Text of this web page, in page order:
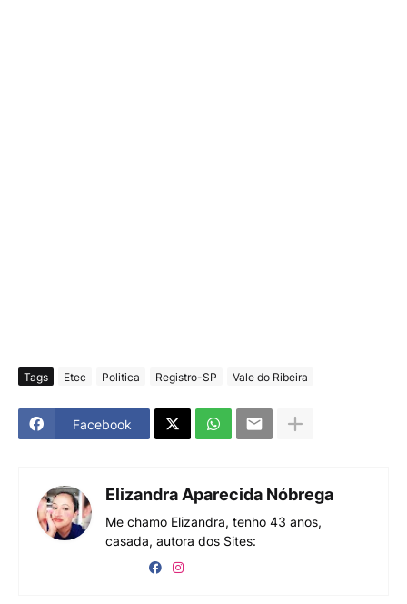
Tags Etec Politica Registro-SP Vale do Ribeira
Facebook
Elizandra Aparecida Nóbrega
Me chamo Elizandra, tenho 43 anos,
casada, autora dos Sites: